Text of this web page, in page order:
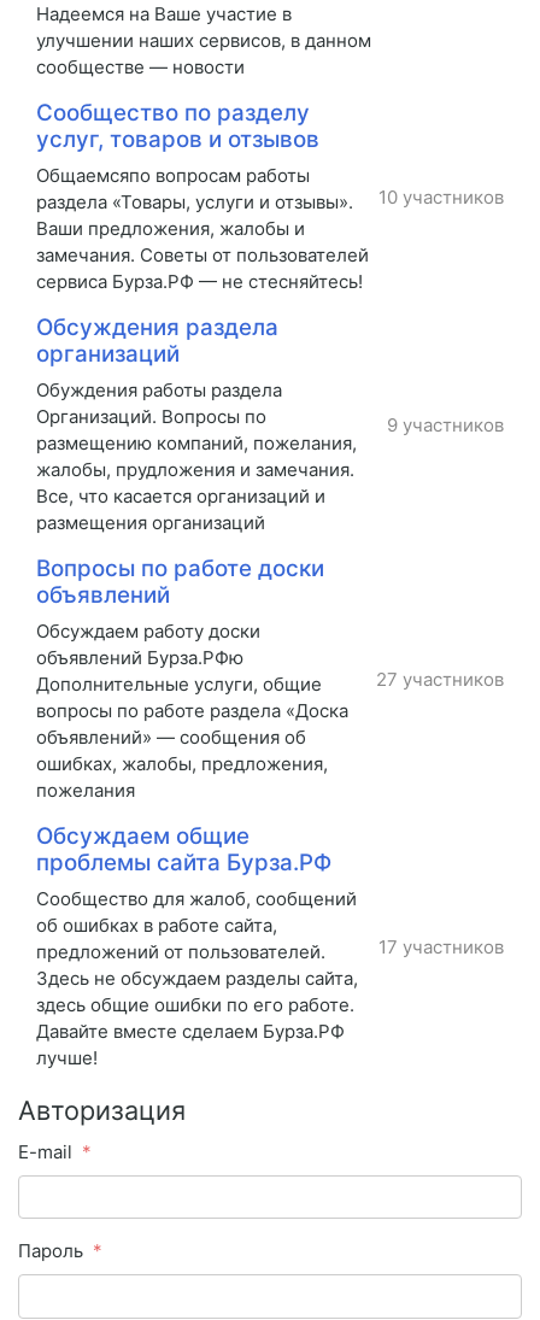
Надеемся на Ваше участие в
улучшении наших сервисов, в данном
сообществе — новости
Сообщество по разделу
услуг, товаров и отзывов
Общаемсяпо вопросам работы
раздела «Товары, услуги и отзывы».
Ваши предложения, жалобы и
замечания. Советы от пользователей
сервиса Бурза.РФ — не стесняйтесь!
10 участников
Обсуждения раздела
организаций
Обуждения работы раздела
Организаций. Вопросы по
размещению компаний, пожелания,
жалобы, прудложения и замечания.
Все, что касается организаций и
размещения организаций
9 участников
Вопросы по работе доски
объявлений
Обсуждаем работу доски
объявлений Бурза.РФю
Дополнительные услуги, общие
вопросы по работе раздела «Доска
объявлений» — сообщения об
ошибках, жалобы, предложения,
пожелания
27 участников
Обсуждаем общие
проблемы сайта Бурза.РФ
Сообщество для жалоб, сообщений
об ошибках в работе сайта,
предложений от пользователей.
Здесь не обсуждаем разделы сайта,
здесь общие ошибки по его работе.
Давайте вместе сделаем Бурза.РФ
лучше!
17 участников
Авторизация
E-mail
Пароль